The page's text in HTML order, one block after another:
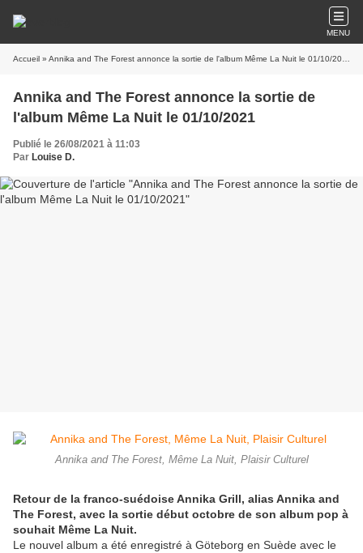
MENU
Accueil » Annika and The Forest annonce la sortie de l'album Même La Nuit le 01/10/2021
Annika and The Forest annonce la sortie de
l'album Même La Nuit le 01/10/2021
Publié le 26/08/2021 à 11:03
Par Louise D.
Annika and The Forest, Même La Nuit, Plaisir Culturel
Retour de la franco-suédoise Annika Grill, alias Annika and
The Forest, avec la sortie début octobre de son album pop à
souhait Même La Nuit.
Le nouvel album a été enregistré à Göteborg en Suède avec le